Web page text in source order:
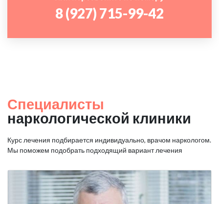
8 (927) 715-99-42
Специалисты
наркологической клиники
Курс лечения подбирается индивидуально, врачом наркологом.
Мы поможем подобрать подходящий вариант лечения